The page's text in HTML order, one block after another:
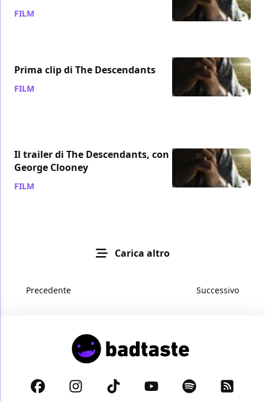
FILM
Prima clip di The Descendants
FILM
Il trailer di The Descendants, con
George Clooney
FILM
Carica altro
Precedente Successivo